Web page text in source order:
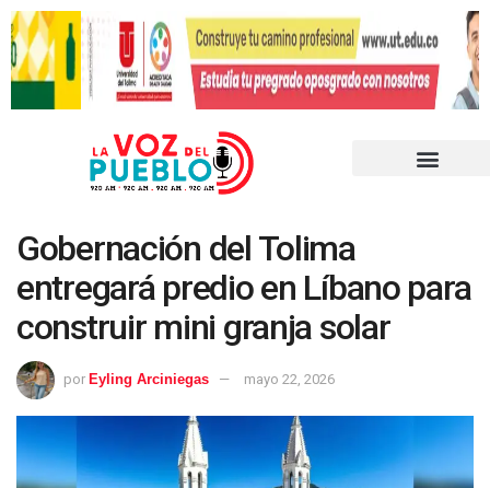
Gobernación del Tolima
entregará predio en Líbano para
construir mini granja solar
por Eyling Arciniegas mayo 22, 2026